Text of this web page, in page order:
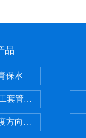
品
保水率测定仪粉刷
套管恒温水浴管材
方向性钢板拉伸试验